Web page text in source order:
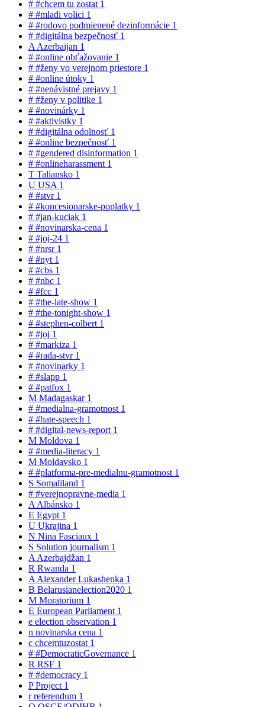
# #chcem tu zostat 1
# #mladi volici 1
# #rodovo podmienené dezinformácie 1
# #digitálna bezpečnosť 1
A Azerbaijan 1
# #online obťažovanie 1
# #ženy vo verejnom priestore 1
# #online útoky 1
# #nenávistné prejavy 1
# #ženy v politike 1
# #novinárky 1
# #aktivistky 1
# #digitálna odolnosť 1
# #online bezpečnosť 1
# #gendered disinformation 1
# #onlineharassment 1
T Taliansko 1
U USA 1
# #stvr 1
# #koncesionarske-poplatky 1
# #jan-kuciak 1
# #novinarska-cena 1
# #joj-24 1
# #nrsr 1
# #nyt 1
# #cbs 1
# #nbc 1
# #fcc 1
# #the-late-show 1
# #the-tonight-show 1
# #stephen-colbert 1
# #joj 1
# #markiza 1
# #rada-stvr 1
# #novinarky 1
# #slapp 1
# #patfox 1
M Madagaskar 1
# #medialna-gramotnost 1
# #hate-speech 1
# #digital-news-report 1
M Moldova 1
# #media-literacy 1
M Moldavsko 1
# #platforma-pre-medialnu-gramotnost 1
S Somaliland 1
# #verejnopravne-media 1
A Albánsko 1
E Egypt 1
U Ukrajina 1
N Nina Fasciaux 1
S Solution journalism 1
A Azerbajdžan 1
R Rwanda 1
A Alexander Lukashenka 1
B Belarusianelection2020 1
M Moratorium 1
E European Parliament 1
e election observation 1
n novinarska cena 1
c chcemtuzostat 1
# #DemocraticGovernance 1
R RSF 1
# #democracy 1
PProject 1
rreferendum 1